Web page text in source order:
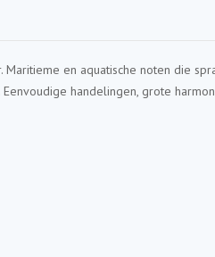
en aquatische noten die
handelingen, grote